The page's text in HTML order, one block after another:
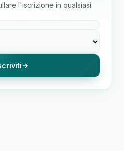
l'iscrizione in qualsiasi